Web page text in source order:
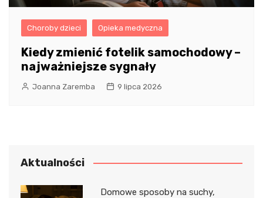
Choroby dzieci Opieka medyczna
Kiedy zmienić fotelik samochodowy –
najważniejsze sygnały
Joanna Zaremba 9 lipca 2026
Aktualności
Domowe sposoby na suchy,